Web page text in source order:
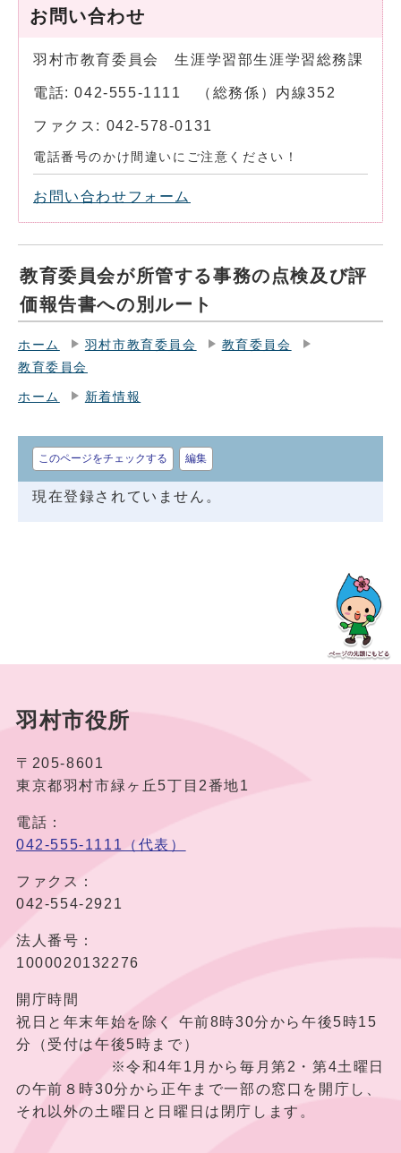
お問い合わせ
羽村市教育委員会 生涯学習部生涯学習総務課
電話: 042-555-1111 （総務係）内線352
ファクス: 042-578-0131
電話番号のかけ間違いにご注意ください！
お問い合わせフォーム
教育委員会が所管する事務の点検及び評
価報告書への別ルート
ホーム 羽村市教育委員会
教育委員会
教育委員会
ホーム 新着情報
このページをチェックする 編集
現在登録されていません。
羽村市役所
〒205-8601
東京都羽村市緑ヶ丘5丁目2番地1
電話：
042-555-1111（代表）
ファクス：
042-554-2921
法人番号：
1000020132276
開庁時間
祝日と年末年始を除く 午前8時30分から午後5時15
分（受付は午後5時まで）
※令和4年1月から毎月第2・第4土曜日
の午前８時30分から正午まで一部の窓口を開庁し、
それ以外の土曜日と日曜日は閉庁します。